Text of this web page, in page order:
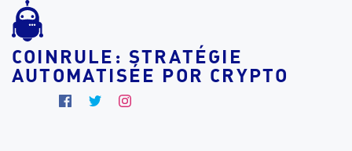
COINRULE: STRATÉGIE
AUTOMATISÉE POR CRYPTO